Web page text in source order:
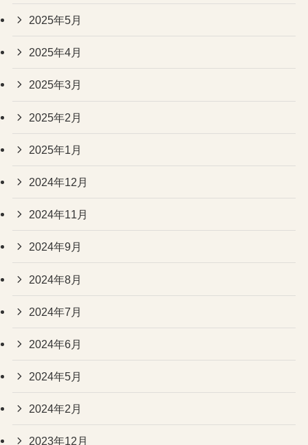
2025年5月
2025年4月
2025年3月
2025年2月
2025年1月
2024年12月
2024年11月
2024年9月
2024年8月
2024年7月
2024年6月
2024年5月
2024年2月
2023年12月